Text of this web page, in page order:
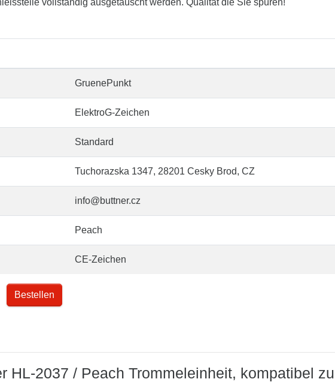
vollständig ausgetauscht werden. Qualität die Sie spüren!
GruenePunkt
ElektroG-Zeichen
Standard
Tuchorazska 1347, 28201 Cesky Brod, CZ
info@buttner.cz
Peach
CE-Zeichen
Bestellen
HL-2037 / Peach Trommeleinheit, kompatibel zu